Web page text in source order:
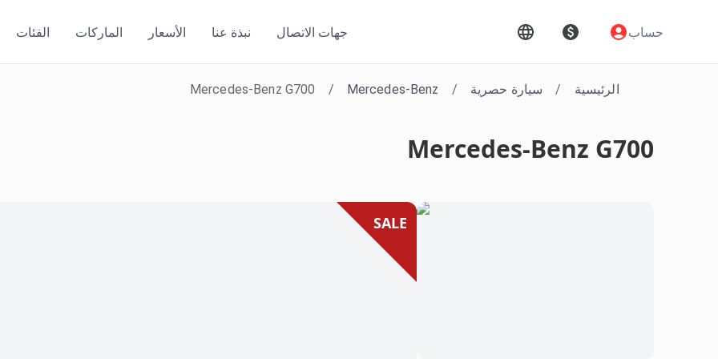
الفئات الماركات الأسعار نبذة عنا جهات الاتصال حساب
الرئيسية / سيارة حصرية /
Mercedes-Benz
/
Mercedes-Benz G700
Mercedes-Benz G700
SALE